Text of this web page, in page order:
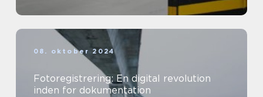
08. oktober 2024
Fotoregistrering: En digital revolution
inden for dokumentation